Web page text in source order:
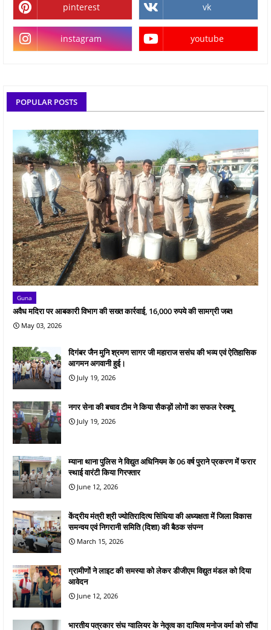
pinterest vk
instagram youtube
POPULAR POSTS
Guna
अवैध मदिरा पर आबकारी विभाग की सख्त कार्रवाई, 16,000 रुपये की सामग्री जब्त
May 03, 2026
दिगंबर जैन मुनि श्रमण सागर जी महाराज ससंघ की भव्य एवं ऐतिहासिक
आगमन अगवानी हुई।
July 19, 2026
नगर सेना की बचाव टीम ने किया सैकड़ों लोगों का सफल रेस्क्यू
July 19, 2026
म्याना थाना पुलिस ने विद्युत अधिनियम के 06 वर्ष पुराने प्रकरण में फरार
स्थाई वारंटी किया गिरफ्तार
June 12, 2026
केंद्रीय मंत्री श्री ज्योतिरादित्य सिंधिया की अध्यक्षता में जिला विकास
समन्वय एवं निगरानी समिति (दिशा) की बैठक संपन्न
March 15, 2026
ग्रामीणों ने लाइट की समस्या को लेकर डीजीएम विद्युत मंडल को दिया
आवेदन
June 12, 2026
भारतीय पत्रकार संघ ग्वालियर के नेतृत्व का दायित्व मनोज वर्मा को सौंपा